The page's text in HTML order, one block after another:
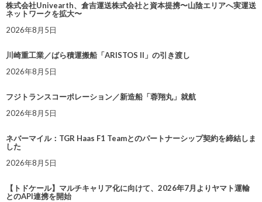
株式会社Univearth、倉吉運送株式会社と資本提携〜山陰エリアへ実運送
ネットワークを拡大〜
2026年8月5日
川崎重工業／ばら積運搬船「ARISTOS II」の引き渡し
2026年8月5日
フジトランスコーポレーション／新造船「蓉翔丸」就航
2026年8月5日
ネバーマイル：TGR Haas F1 Teamとのパートナーシップ契約を締結しま
した
2026年8月5日
【トドケール】マルチキャリア化に向けて、2026年7月よりヤマト運輸
とのAPI連携を開始